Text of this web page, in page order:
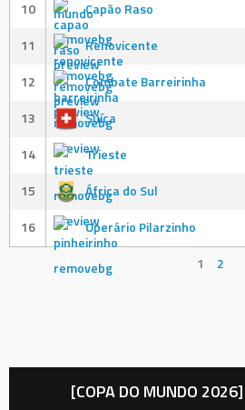
10
Capão Raso
11
Renovicente
12
Combate Barreirinha
13
Suíça
14
Trieste
15
África do Sul
16
Operário Pilarzinho
1
2
[COPA DO MUNDO